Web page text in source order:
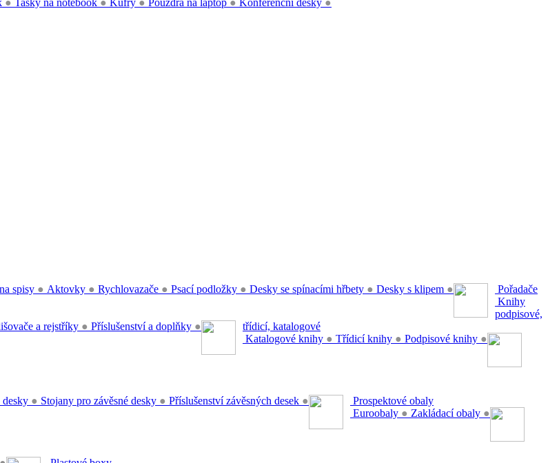
● Tašky na notebook ● Kufry ● Pouzdra na laptop ● Konferenční desky ●
spisy ● Aktovky ● Rychlovazače ● Psací podložky ● Desky se spínacími hřbety ● Desky s klipem ● Pořadače
a rejstříky ● Příslušenství a doplňky ●
Knihy
podpisové,
třídicí, katalogové
Katalogové knihy ● Třídicí knihy ● Podpisové knihy ●
desky ● Stojany pro závěsné desky ● Příslušenství závěsných desek ●
Prospektové obaly
Euroobaly ● Zakládací obaly ●